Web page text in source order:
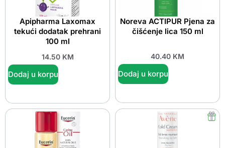
Apipharma Laxomax
tekući dodatak prehrani
100 ml
14.50 KM
Dodaj u korpu
Noreva ACTIPUR Pjena za
čišćenje lica 150 ml
40.40 KM
Dodaj u korpu